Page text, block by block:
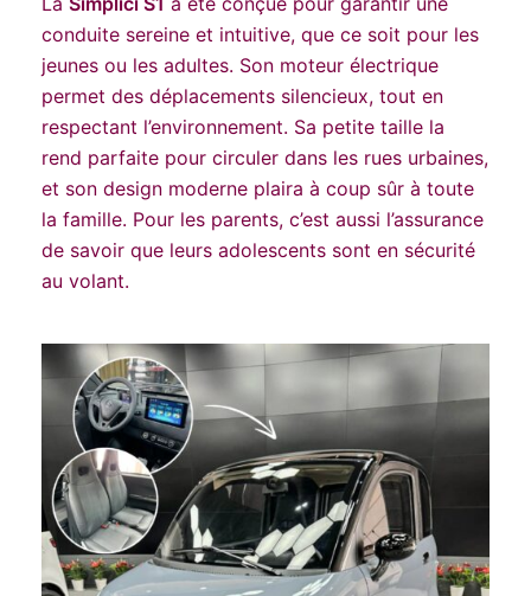
conduite sereine et intuitive, que ce soit pour les
jeunes ou les adultes. Son moteur électrique
permet des déplacements silencieux, tout en
respectant l’environnement. Sa petite taille la
rend parfaite pour circuler dans les rues urbaines,
et son design moderne plaira à coup sûr à toute
la famille. Pour les parents, c’est aussi l’assurance
de savoir que leurs adolescents sont en sécurité
au volant.